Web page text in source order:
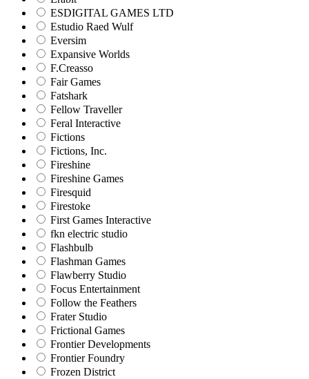
ESDIGITAL GAMES LTD
Estudio Raed Wulf
Eversim
Expansive Worlds
F.Creasso
Fair Games
Fatshark
Fellow Traveller
Feral Interactive
Fictions
Fictions, Inc.
Fireshine
Fireshine Games
Firesquid
Firestoke
First Games Interactive
fkn electric studio
Flashbulb
Flashman Games
Flawberry Studio
Focus Entertainment
Follow the Feathers
Frater Studio
Frictional Games
Frontier Developments
Frontier Foundry
Frozen District